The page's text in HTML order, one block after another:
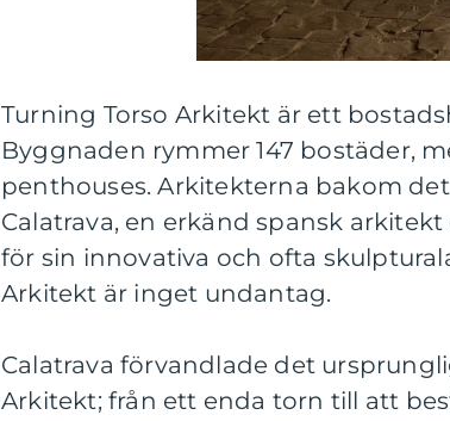
Turning Torso Arkitekt är ett
Byggnaden rymmer 147 bostäder,
penthouses. Arkitekterna bakom
Calatrava, en erkänd spansk
för sin innovativa och ofta
Arkitekt är inget undantag.
Calatrava förvandlade det
Arkitekt; från ett enda torn till att